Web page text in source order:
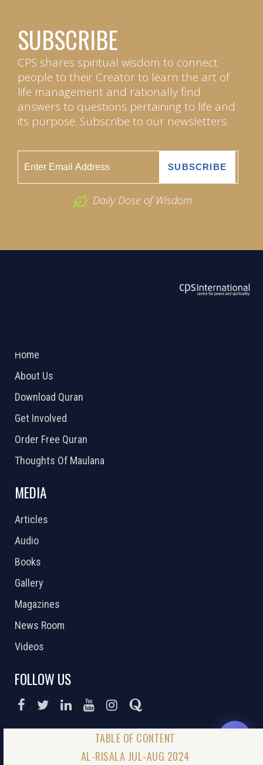
AL-RISALA JUL-AUG 2024
SUBSCRIBE
CPS shares spiritual wisdom to connect
people to their Creator to learn the art of
life management and rationally find
answers to questions pertaining to life and
its purpose. Subscribe to our newsletters.
Daily Dose of Wisdom
Home
About Us
Download Quran
Get Involved
Order Free Quran
Thoughts Of Maulana
MEDIA
Articles
Audio
Books
Gallery
Magazines
News Room
Videos
FOLLOW US
DONATE NOW